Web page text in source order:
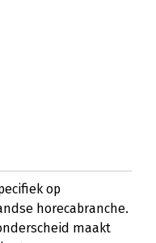
op
horecabranche.
maakt